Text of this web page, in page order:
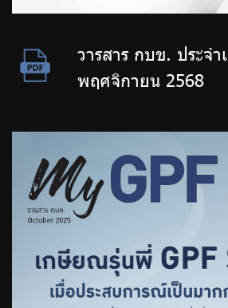
วารสาร กบข. ประจำ
พฤศจิกายน 2568